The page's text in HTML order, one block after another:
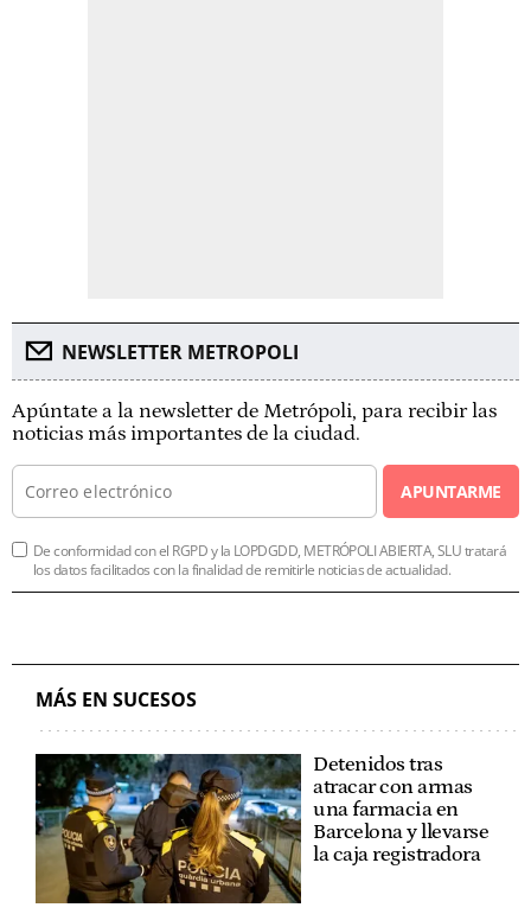
NEWSLETTER METROPOLI
Apúntate a la newsletter de Metrópoli, para recibir las
noticias más importantes de la ciudad.
APUNTARME
De conformidad con el RGPD y la LOPDGDD, METRÓPOLI ABIERTA, SLU tratará
los datos facilitados con la finalidad de remitirle noticias de actualidad.
MÁS EN SUCESOS
Detenidos tras
atracar con armas
una farmacia en
Barcelona y llevarse
la caja registradora